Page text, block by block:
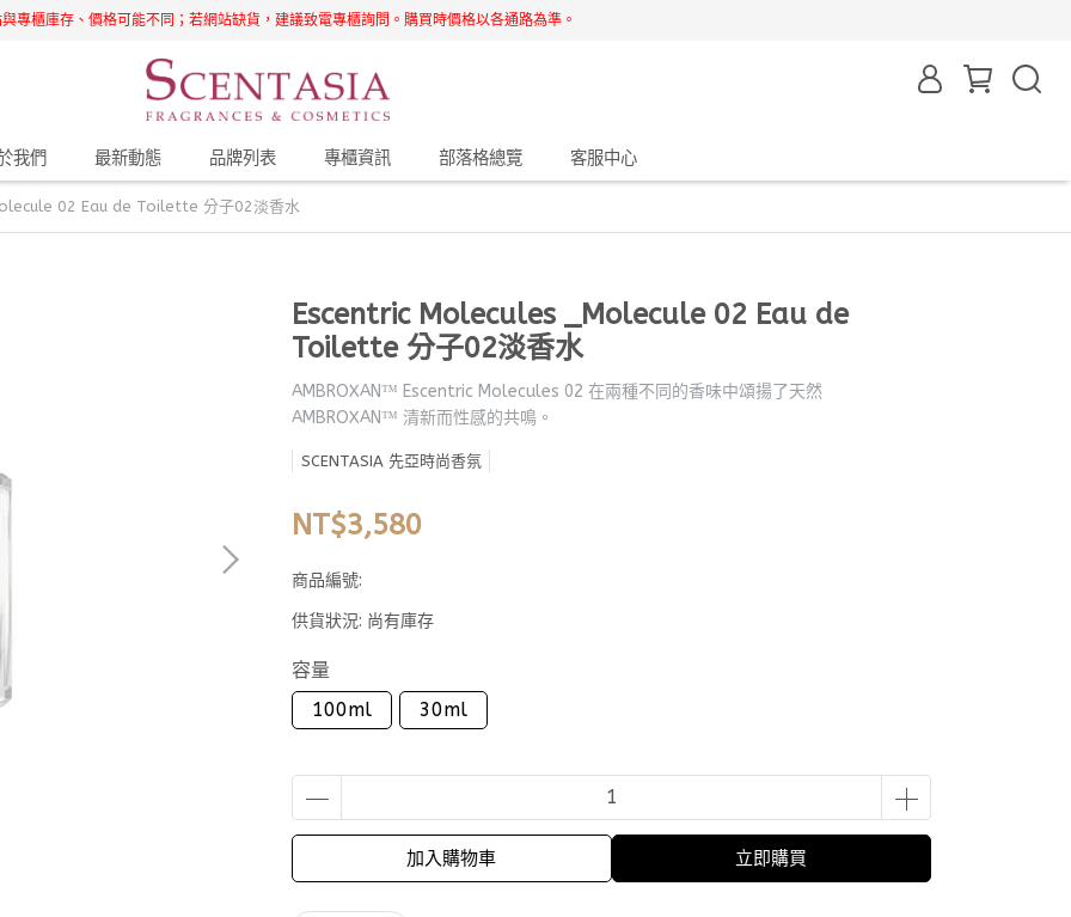
專櫃庫存、價格可能不同；若網站缺貨，建議致電專櫃詢問。購買時價格以各通路為準。
我們 最新動態 品牌列表 專櫃資訊 部落格總覽 客服中心
02 Eau de Toilette 分子02淡香水
Escentric Molecules _Molecule 02 Eau de
Toilette 分子02淡香水
AMBROXAN™ Escentric Molecules 02 在兩種不同的香味中頌揚了天然
AMBROXAN™ 清新而性感的共鳴。
SCENTASIA 先亞時尚香氛
NT$3,580
商品編號:
供貨狀況: 尚有庫存
容量
100ml
30ml
加入購物車 立即購買